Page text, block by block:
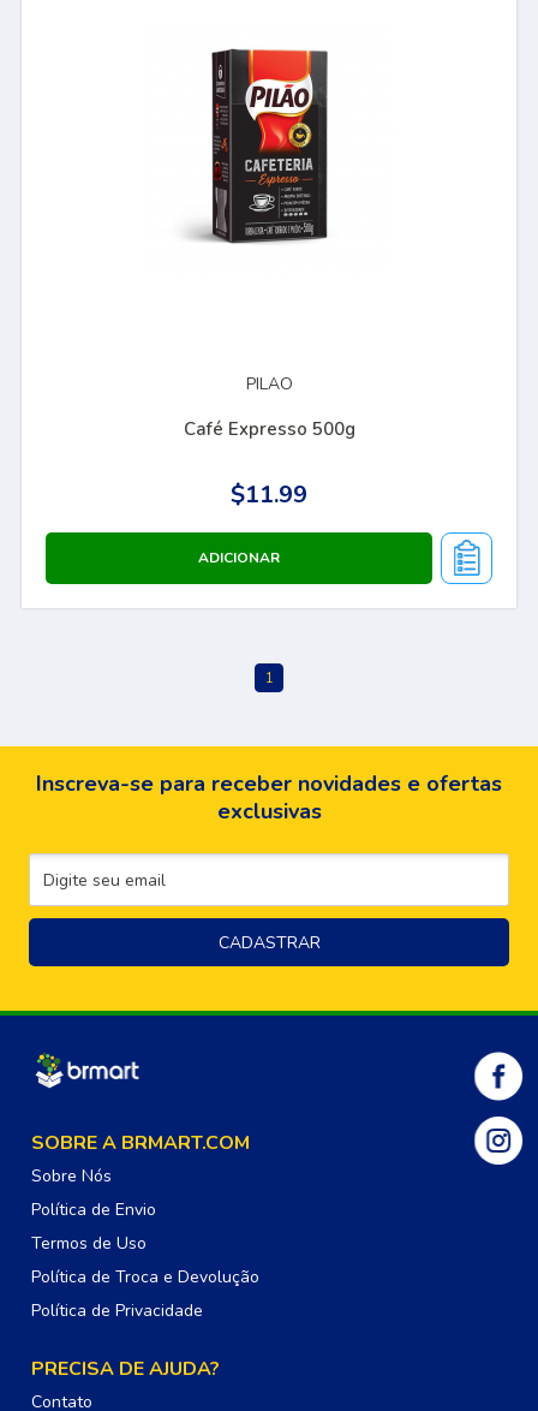
PILAO
Café Expresso 500g
$11.99
Inscreva-se para receber novidades e ofertas
exclusivas
SOBRE A BRMART.COM
Sobre Nós
Política de Envio
Termos de Uso
Política de Troca e Devolução
Política de Privacidade
PRECISA DE AJUDA?
Contato